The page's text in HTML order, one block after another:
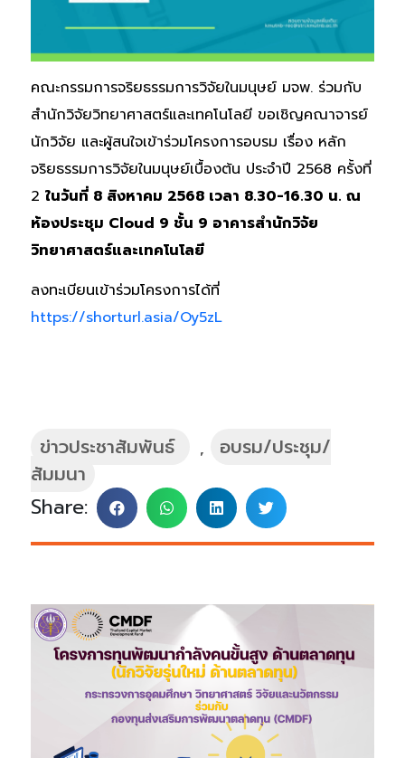
คณะกรรมการจริยธรรมการวิจัยในมนุษย์ มจพ. ร่วมกับ
สำนักวิจัยวิทยาศาสตร์และเทคโนโลยี ขอเชิญคณาจารย์
นักวิจัย และผู้สนใจเข้าร่วมโครงการอบรม เรื่อง หลัก
จริยธรรมการวิจัยในมนุษย์เบื้องต้น ประจำปี 2568 ครั้งที่
2 ในวันที่ 8 สิงหาคม 2568 เวลา 8.30-16.30 น. ณ
ห้องประชุม Cloud 9 ชั้น 9 อาคารสำนักวิจัย
วิทยาศาสตร์และเทคโนโลยี
ลงทะเบียนเข้าร่วมโครงการได้ที่
https://shorturl.asia/Oy5zL
ข่าวประชาสัมพันธ์ ,
อบรม/ประชุม/
สัมมนา